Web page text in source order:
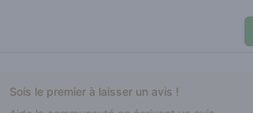
Sois le premier à laisser un avis !